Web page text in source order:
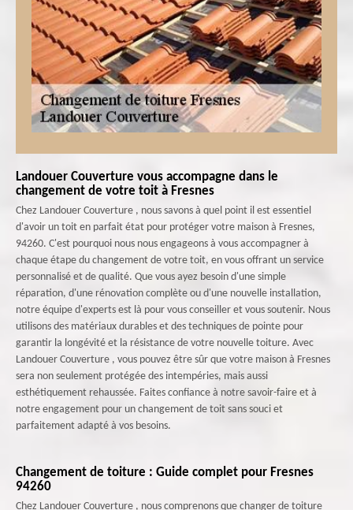
Landouer Couverture vous accompagne dans le
changement de votre toit à Fresnes
Chez Landouer Couverture , nous savons à quel point il est essentiel
d'avoir un toit en parfait état pour protéger votre maison à Fresnes,
94260. C'est pourquoi nous nous engageons à vous accompagner à
chaque étape du changement de votre toit, en vous offrant un service
personnalisé et de qualité. Que vous ayez besoin d'une simple
réparation, d'une rénovation complète ou d'une nouvelle installation,
notre équipe d'experts est là pour vous conseiller et vous soutenir. Nous
utilisons des matériaux durables et des techniques de pointe pour
garantir la longévité et la résistance de votre nouvelle toiture. Avec
Landouer Couverture , vous pouvez être sûr que votre maison à Fresnes
sera non seulement protégée des intempéries, mais aussi
esthétiquement rehaussée. Faites confiance à notre savoir-faire et à
notre engagement pour un changement de toit sans souci et
parfaitement adapté à vos besoins.
Changement de toiture : Guide complet pour Fresnes
94260
Chez Landouer Couverture , nous comprenons que changer de toiture